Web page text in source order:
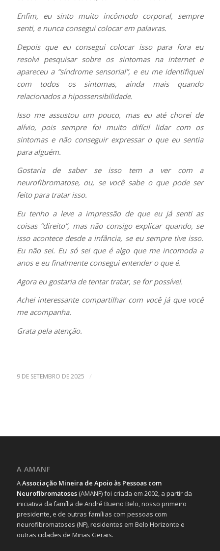
Enfim, eu sinto muito incômodo corporal, sempre
senti, e nunca consegui colocar em palavras.
Depois que eu consegui colocar isso para fora eu
resolvi pesquisar sobre os sintomas na internet e
apareceu a “síndrome sensorial”, e eu me identifiquei
com todos os sintomas, ainda mais quando
relacionados a hipossensibilidade.
Isso me assustou um pouco, mas eu até chorei de
alívio, pois sempre foi muito difícil lidar com os
sintomas e não conseguir expressar o que eu sentia
para alguém.
Gostaria de saber se isso tem a ver com a
neurofibromatose, ou, se você sabe o que pode ser
feito para tratar isso.
Eu tenho a leve a impressão de que eu já senti as
coisas “direito”, mas não consigo explicar quando, se
isso acontece desde a infância, se eu sempre tive isso.
Eu não sei. Eu só sei que é algo que me incomoda a
anos e eu finalmente consegui entender o que é.
Agora eu gostaria de tentar tratar, se for possível.
Achei interessante compartilhar com você já que você
me acompanha.
Grata pela atenção.
9 DE SETEMBRO DE 2025 /
A AMANF
AAssociação Mineira de Apoio às Pessoas com
Neurofibromatoses(AMANF) foi criada em 2002, a partir da
iniciativa da família de André Bueno Belo, nosso primeiro
presidente, e de outras famílias com pessoas com
neurofibromatoses (NF), residentes em Belo Horizonte e
outras cidades de Minas Gerais.